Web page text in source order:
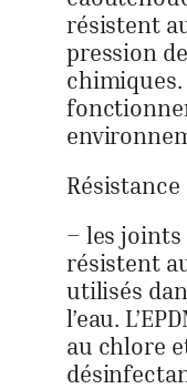
résistent
pression
– les
résistent
utilisés
l’eau.
au chlore